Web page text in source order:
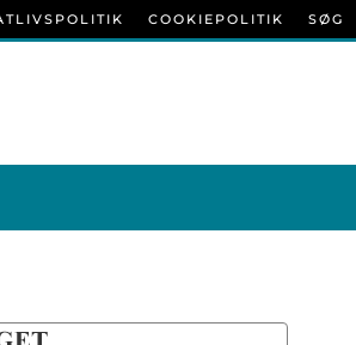
COOKIEPOLITIK SØG